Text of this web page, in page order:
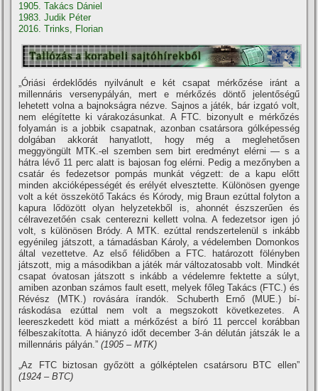
1905. Takács Dániel
1983. Judik Péter
2016. Trinks, Florian
„Óriási érdeklődés nyilvánult e két csapat mérkőzése iránt a
millennáris versenypályán, mert e mérkőzés döntő jelentőségű
lehetett volna a bajnokságra nézve. Sajnos a játék, bár izgató volt,
nem elégí­tette ki várakozásunkat. A FTC. bizonyult e mérkőzés
folyamán is a jobbik csapatnak, azonban csatársora gólképesség
dolgában akkorát hanyatlott, hogy még a meglehetősen
meggyöngült MTK.-el szemben sem birt eredményt elérni — s a
hátra lévő 11 perc alatt is bajosan fog elérni. Pedig a mezőnyben a
csatár és fedezetsor pompás munkát végzett: de a kapu előtt
minden akcióképességét és erélyét elvesztette. Különösen gyenge
volt a két összekötő Takács és Kórody, mig Braun ezúttal folyton a
kapura lődözött olyan helyzetekből is, ahonnét észszerűen és
célravezetőén csak centerezni kellett volna. A fedezetsor igen jó
volt, s különösen Bródy. A MTK. ezúttal rendszertelenül s inkább
egyénileg játszott, a támadásban Károly, a védelemben Domonkos
által vezettetve. Az első félidőben a FTC. határozott fölényben
játszott, mig a másodikban a játék már változatosabb volt. Mindkét
csapat óvatosan játszott s inkább a védelemre fektette a súlyt,
amiben azonban számos fault esett, melyek főleg Takács (FTC.) és
Révész (MTK.) rovására í­randók. Schuberth Ernő (MUE.) bí­
ráskodása ezúttal nem volt a megszokott következetes. A
leereszkedett köd miatt a mérkőzést a bí­ró 11 perccel korábban
félbeszakí­totta. A hiányzó időt december 3-án délután játszák le a
millennáris pályán.”(1905 – MTK)
„Az FTC biztosan győzött a gólképtelen csatársoru BTC ellen”
(1924 – BTC)